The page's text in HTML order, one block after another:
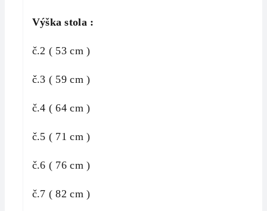
Výška stola :
č.2 ( 53 cm )
č.3 ( 59 cm )
č.4 ( 64 cm )
č.5 ( 71 cm )
č.6 ( 76 cm )
č.7 ( 82 cm )